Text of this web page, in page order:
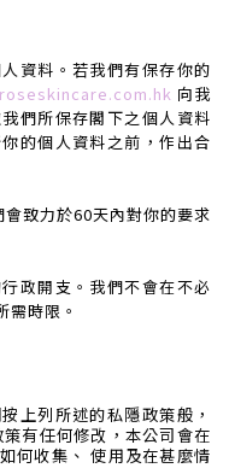
資料。若我們有保存你的
向我
們所保存閣下之個人資料
的個人資料之前，作出合
致力於60天內對你的要求
政開支。我們不會在不必
需時限。
上列所述的私隱政策般，
有任何修改，本公司會在
何收集、 使用及在甚麼情